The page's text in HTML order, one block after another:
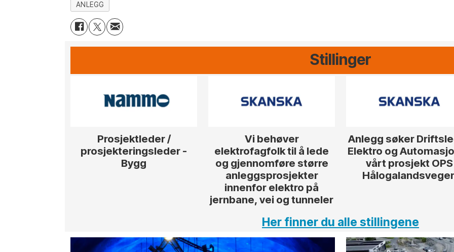
ANLEGG
Stillinger
Prosjektleder /
prosjekteringsleder -
Bygg
Vi behøver
elektrofagfolk til å lede
og gjennomføre større
anleggsprosjekter
innenfor elektro på
jernbane, vei og tunneler
Anlegg søker
Elektro og
vårt prosjekt OPS
Her finner du alle stillingene